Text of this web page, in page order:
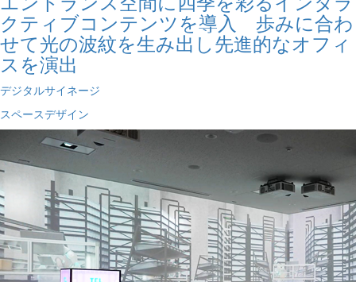
クティブコンテンツを導入 歩みに合わ
せて光の波紋を生み出し先進的なオフィ
スを演出
デジタルサイネージ
スペースデザイン